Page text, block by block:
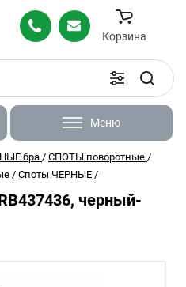
Корзина
Меню
бра/ СПОТЫ поворотные /
/ Споты ЧЕРНЫЕ /
черный-